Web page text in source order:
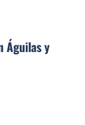
Águilas y